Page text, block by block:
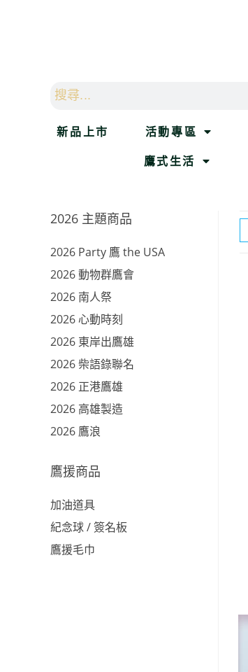
新品上市 活動專區
鷹式生活
2026 主題商品
2026 Party 鷹 the USA
2026 動物群鷹會
2026 南人祭
2026 心動時刻
2026 東岸出鷹雄
2026 柴語錄聯名
2026 正港鷹雄
2026 高雄製造
2026 鷹浪
鷹援商品
加油道具
紀念球 / 簽名板
鷹援毛巾